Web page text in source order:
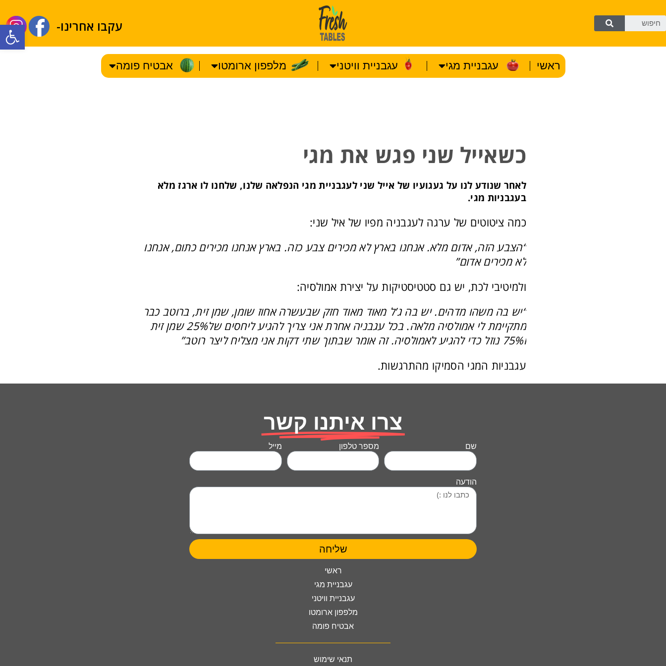
עקבו אחרינו-
ראשי עגבניית מגי עגבניית וויטני מלפפון ארומטו אבטיח פומה
כשאייל שני פגש את מגי
לאחר שנודע לנו על געגועיו של אייל שני לעגבניית מגי הנפלאה שלנו, שלחנו לו ארגז מלא
בעגבניות מגי.
כמה ציטוטים של ערגה לעגבניה מפיו של איל שני:
“הצבע הזה, אדום מלא. אנחנו בארץ לא מכירים צבע כזה. בארץ אנחנו מכירים כתום, אנחנו
לא מכירים אדום”
ולמיטיבי לכת, יש גם סטטיסטיקות על יצירת אמולסיה:
“יש בה משהו מדהים. יש בה ג’ל מאוד מאוד חזק שבעשרה אחוז שומן, שמן זית, ברוטב כבר
מתקיימת לי אמולסיה מלאה.
בכל עגבניה אחרת אני צריך להגיע ליחסים של25% שמן זית
ו75% נוזל כדי להגיע לאמולסיה. זה אומר שבתוך שתי דקות אני מצליח ליצר רוטב”
עגבניות המגי הסמיקו מהתרגשות.
צרו איתנו קשר
שם מספר טלפון מייל
הודעה
שליחה
ראשי
עגבניית מגי
עגבניית וויטני
מלפפון ארומטו
אבטיח פומה
תנאי שימוש